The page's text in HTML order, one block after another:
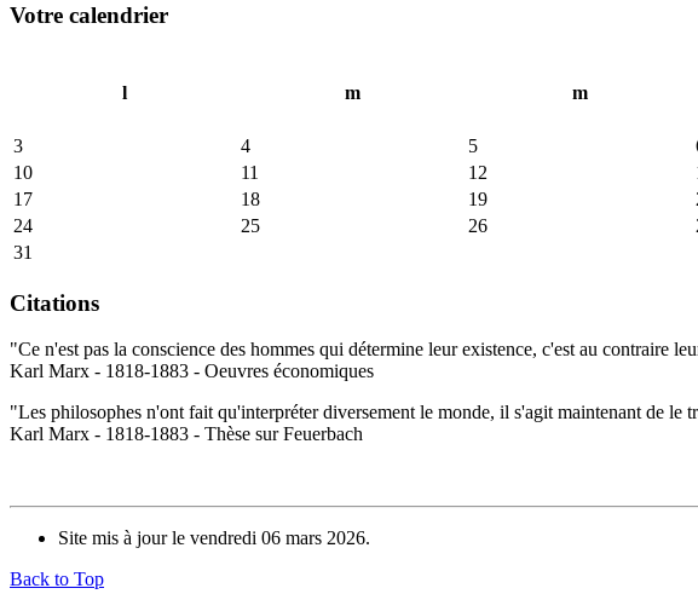
Votre calendrier
l
m m
3
4 5
10
11 12
17
18 19
24
25 26
31
Citations
"Ce n'est pas la conscience des hommes qui détermine leur existence, c'est au contraire
Karl Marx - 1818-1883 - Oeuvres économiques
"Les philosophes n'ont fait qu'interpréter diversement le monde, il s'agit maintenant de le
Karl Marx - 1818-1883 - Thèse sur Feuerbach
Site mis à jour le vendredi 06 mars 2026.
Back to Top